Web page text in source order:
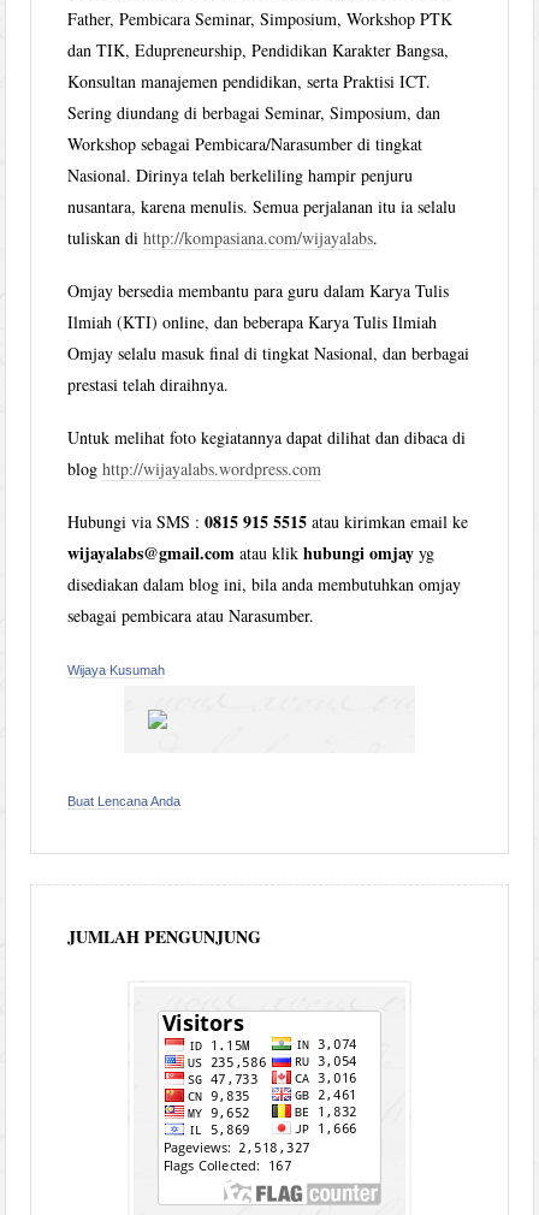
Father, Pembicara Seminar, Simposium, Workshop PTK
dan TIK, Edupreneurship, Pendidikan Karakter Bangsa,
Konsultan manajemen pendidikan, serta Praktisi ICT.
Sering diundang di berbagai Seminar, Simposium, dan
Workshop sebagai Pembicara/Narasumber di tingkat
Nasional. Dirinya telah berkeliling hampir penjuru
nusantara, karena menulis. Semua perjalanan itu ia selalu
tuliskan dihttp://kompasiana.com/wijayalabs.
Omjay bersedia membantu para guru dalam Karya Tulis
Ilmiah (KTI) online, dan beberapa Karya Tulis Ilmiah
Omjay selalu masuk final di tingkat Nasional, dan berbagai
prestasi telah diraihnya.
Untuk melihat foto kegiatannya dapat dilihat dan dibaca di
bloghttp://wijayalabs.wordpress.com
Hubungi via SMS :0815 915 5515 atau kirimkan email ke
wijayalabs@gmail.com atau klikhubungi omjay yg
disediakan dalam blog ini, bila anda membutuhkan omjay
sebagai pembicara atau Narasumber.
Wijaya Kusumah
Buat Lencana Anda
JUMLAH PENGUNJUNG